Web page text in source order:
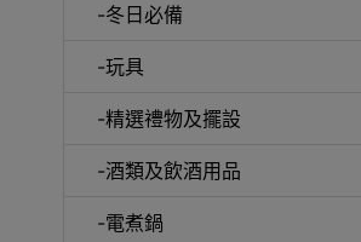
-冬日必備
-玩具
-精選禮物及擺設
-酒類及飲酒用品
-電煮鍋